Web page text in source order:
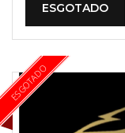
ESGOTADO
ESGOTADO